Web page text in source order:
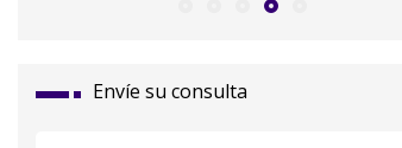
Envíe su consulta